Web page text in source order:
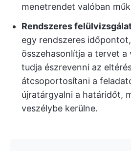
menetrendet valóban
Rendszeres
egy rendszeres
összehasonlítja a tervet a
tudja észrevenni az
átcsoportosítani a
újratárgyalni a határidőt,
veszélybe kerülne.